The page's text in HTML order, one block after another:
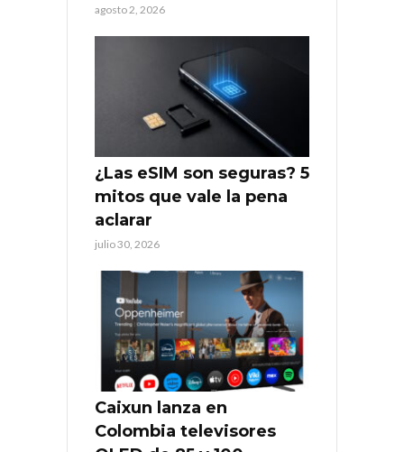
agosto 2, 2026
¿Las eSIM son seguras? 5
mitos que vale la pena
aclarar
julio 30, 2026
Caixun lanza en
Colombia televisores